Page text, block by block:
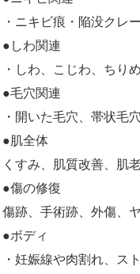
・ニキビ痕・陥没クレ
●しわ関連
・しわ、こじわ、ちり
●毛穴関連
・開いた毛穴、帯状毛
●肌全体
くすみ、肌質改善、肌
●傷の修復
傷跡、手術跡、外傷、
●ボディ
・妊娠線や肉割れ、ス